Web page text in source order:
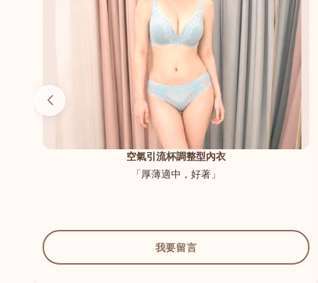
空氣引流杯調整型內衣
「厚薄適中，好著」
我要留言